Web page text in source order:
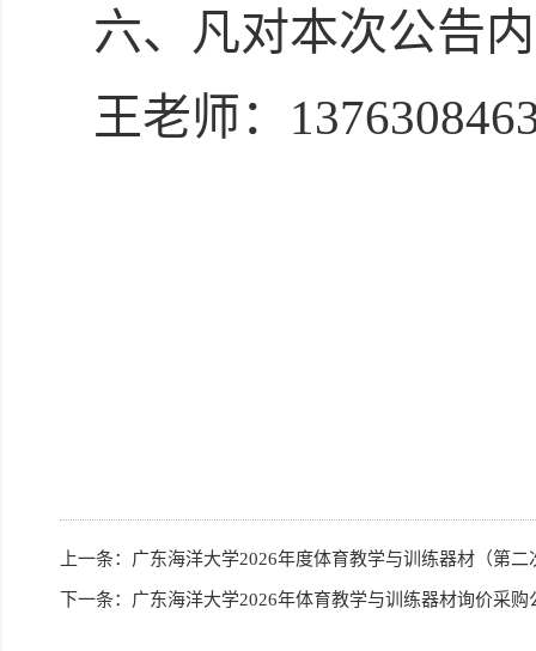
六、凡对本次公告
王老师：
上一条： 广东海洋大学2026年度体育教学与训练器材（第二
下一条： 广东海洋大学2026年体育教学与训练器材询价采购